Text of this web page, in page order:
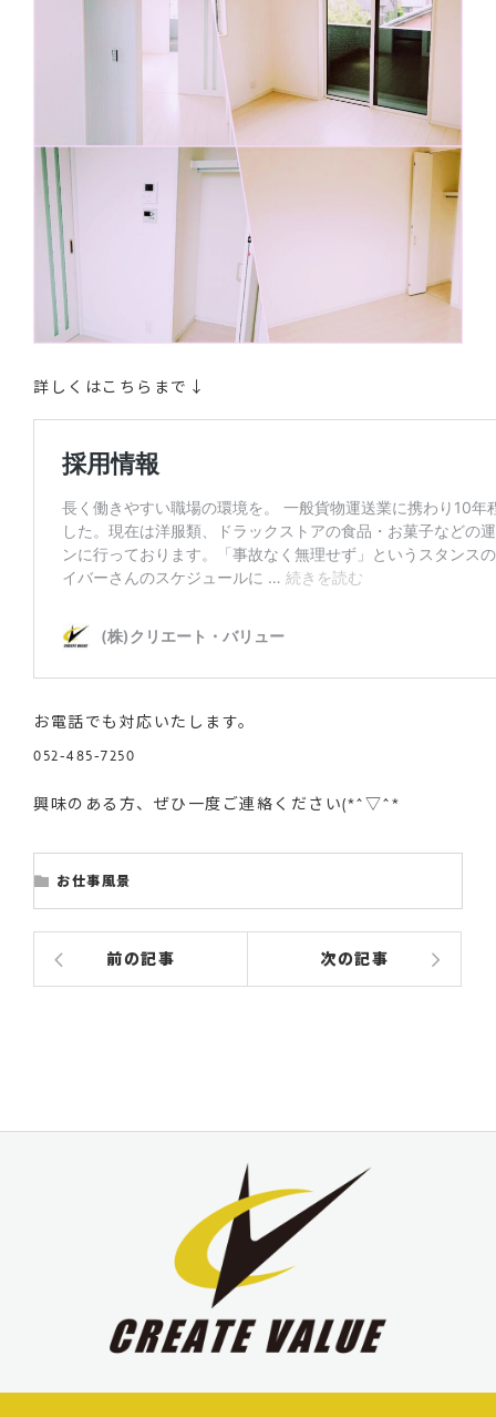
詳しくはこちらまで↓
お電話でも対応いたします。
052-485-7250
興味のある方、ぜひ一度ご連絡ください(*^▽^*
お仕事風景
前の記事 次の記事